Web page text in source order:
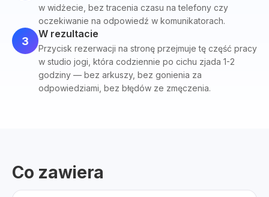
w widżecie, bez tracenia czasu na telefony czy
oczekiwanie na odpowiedź w komunikatorach.
3
W rezultacie
Przycisk rezerwacji na stronę przejmuje tę część pracy
w studio jogi, która codziennie po cichu zjada 1-2
godziny — bez arkuszy, bez gonienia za
odpowiedziami, bez błędów ze zmęczenia.
Co zawiera